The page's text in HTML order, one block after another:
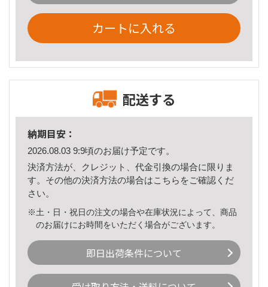
カートに入れる
配送する
納期目安：
2026.08.03 9:9頃のお届け予定です。
決済方法が、クレジット、代金引換の場合に限りま
す。その他の決済方法の場合はこちら をご確認くだ
さい。
※土・日・祝日の注文の場合や在庫状況によって、商品
のお届けにお時間をいただく場合がございます。
即日出荷条件について